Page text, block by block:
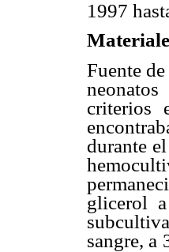
1997
Fuente
criterios
durante
glicerol
sangre, a